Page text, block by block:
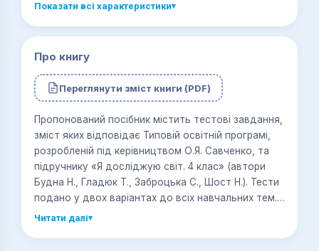
Показати всі характеристики▾
Про книгу
Переглянути зміст книги (PDF)
Пропонований посібник містить тестові завдання,
зміст яких відповідає Типовій освітній програмі,
розробленій під керівництвом О.Я. Савченко, та
підручнику «Я досліджую світ. 4 клас» (автори
Будна Н., Гладюк Т., Заброцька С., Шост Н.). Тести
подано у двох варіантах до всіх навчальних тем.
Кожен варіант складається із шести завдань, які
Читати далі▾